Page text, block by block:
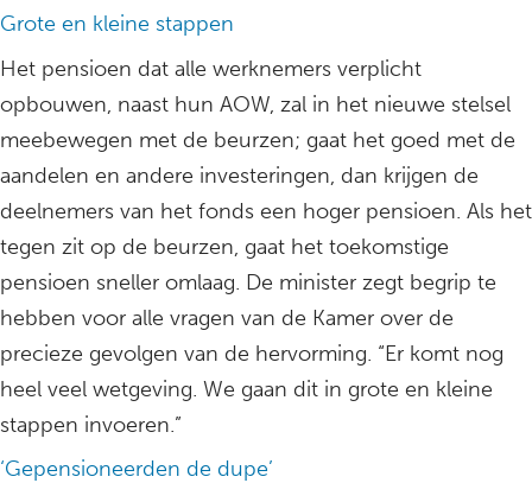
Grote en kleine stappen
Het pensioen dat alle werknemers verplicht
opbouwen, naast hun AOW, zal in het nieuwe stelsel
meebewegen met de beurzen; gaat het goed met de
aandelen en andere investeringen, dan krijgen de
deelnemers van het fonds een hoger pensioen. Als het
tegen zit op de beurzen, gaat het toekomstige
pensioen sneller omlaag. De minister zegt begrip te
hebben voor alle vragen van de Kamer over de
precieze gevolgen van de hervorming. “Er komt nog
heel veel wetgeving. We gaan dit in grote en kleine
stappen invoeren.”
‘Gepensioneerden de dupe’